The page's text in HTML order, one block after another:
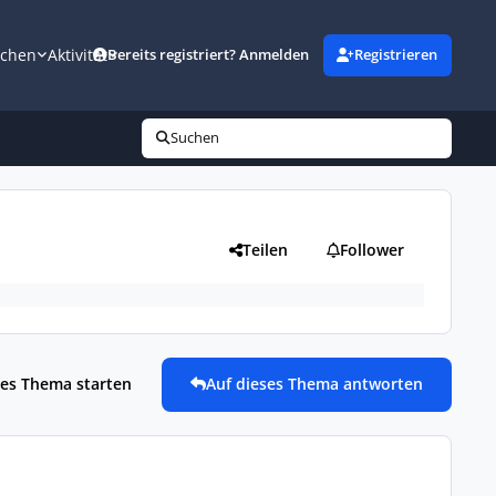
AktivitätBereits registriert? Anmelden Registrieren
Suchen
Teilen Follower
Thema starten Auf dieses Thema antworten